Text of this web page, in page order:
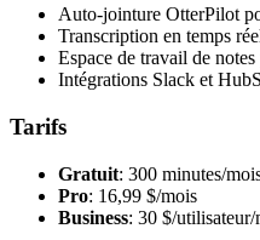
Auto-jointure OtterPilot
Transcription en temps
Espace de travail de
Intégrations Slack et
Tarifs
Gratuit: 300 minutes/
Pro: 16,99 $/mois
Business: 30 $/utilisateur/